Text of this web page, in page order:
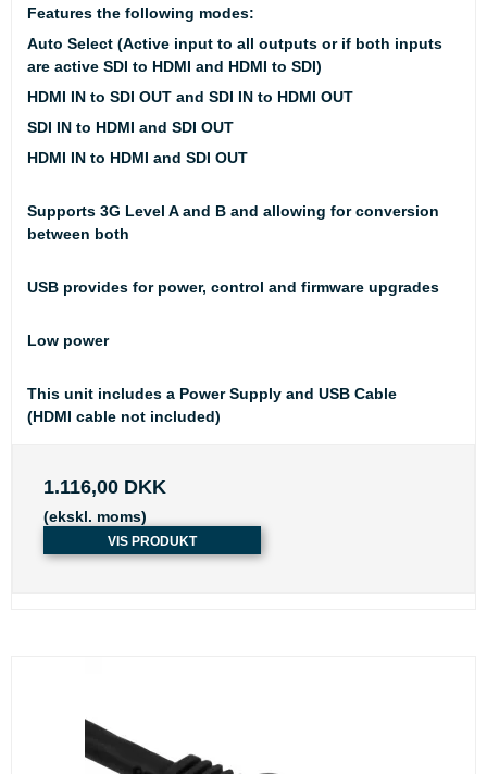
Features the following modes:
Auto Select (Active input to all outputs or if both inputs
are active SDI to HDMI and HDMI to SDI)
HDMI IN to SDI OUT and SDI IN to HDMI OUT
SDI IN to HDMI and SDI OUT
HDMI IN to HDMI and SDI OUT
Supports 3G Level A and B and allowing for conversion
between both
USB provides for power, control and firmware upgrades
Low power
This unit includes a Power Supply and USB Cable
(HDMI cable not included)
1.116,00 DKK
(ekskl. moms)
VIS PRODUKT